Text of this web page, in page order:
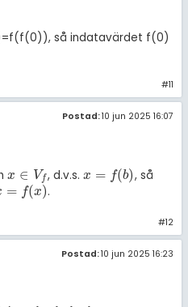
så indatavärdet f(0)
#11
Postad:10 jun 2025 16:07
x ∈ Vf
x∈V f , d.v.s.x = f(b)
x=f( b)
, så
= f(x)
( x) .
#12
Postad:10 jun 2025 16:23